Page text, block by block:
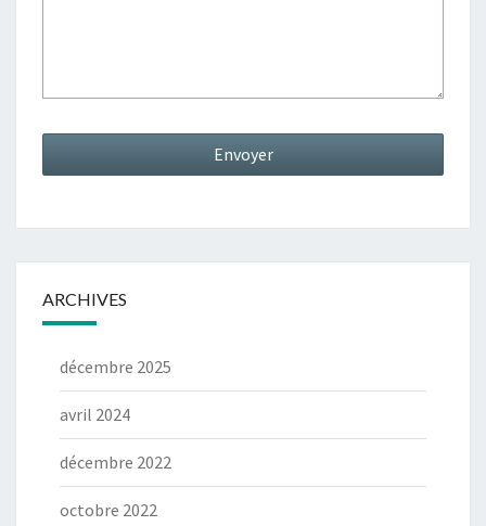
ARCHIVES
décembre 2025
avril 2024
décembre 2022
octobre 2022